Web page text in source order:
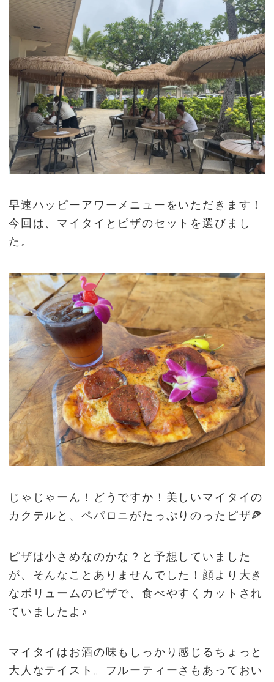
早速ハッピーアワーメニューをいただきます！
今回は、マイタイとピザのセットを選びまし
た。
じゃじゃーん！どうですか！美しいマイタイの
カクテルと、ペパロニがたっぷりのったピザ🍕
ピザは小さめなのかな？と予想していました
が、そんなことありませんでした！顔より大き
なボリュームのピザで、食べやすくカットされ
ていましたよ♪
マイタイはお酒の味もしっかり感じるちょっと
大人なテイスト。フルーティーさもあっておい